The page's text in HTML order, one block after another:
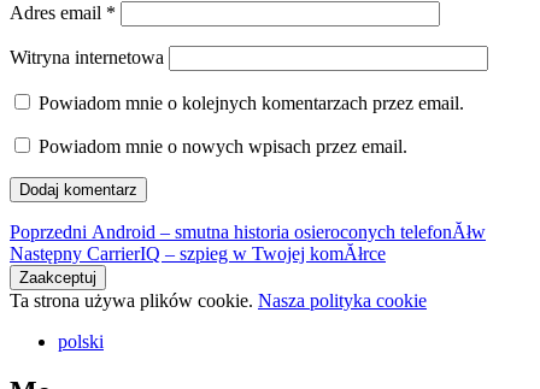
Adres email *
Witryna internetowa
Powiadom mnie o kolejnych komentarzach przez email.
Powiadom mnie o nowych wpisach przez email.
Nawigacja
wpisu
Poprzedni Poprzedni
wpis:
Android – smutna historia osieroconych telefonĂłw
Następny Następny
wpis:
CarrierIQ – szpieg w Twojej komĂłrce
Ta strona używa plików cookie. Nasza polityka cookie
polski